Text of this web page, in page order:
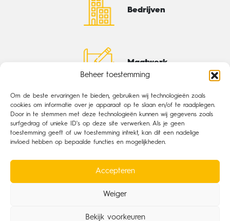
Beheer toestemming
Om de beste ervaringen te bieden, gebruiken wij technologieën zoals
cookies om informatie over je apparaat op te slaan en/of te raadplegen.
Door in te stemmen met deze technologieën kunnen wij gegevens zoals
surfgedrag of unieke ID's op deze site verwerken. Als je geen
toestemming geeft of uw toestemming intrekt, kan dit een nadelige
invloed hebben op bepaalde functies en mogelijkheden.
Accepteren
Weiger
Bekijk voorkeuren
Bedrijven
Maatwerk